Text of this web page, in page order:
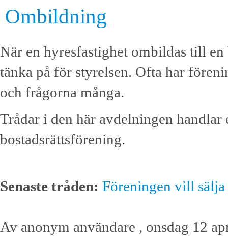
Ombildning
När en hyresfastighet ombildas till
tänka på för styrelsen. Ofta har
och frågorna många.
Trådar i den här avdelningen
bostadsrättsförening.
Senaste tråden: Föreningen vill
Av anonym användare , onsdag 12